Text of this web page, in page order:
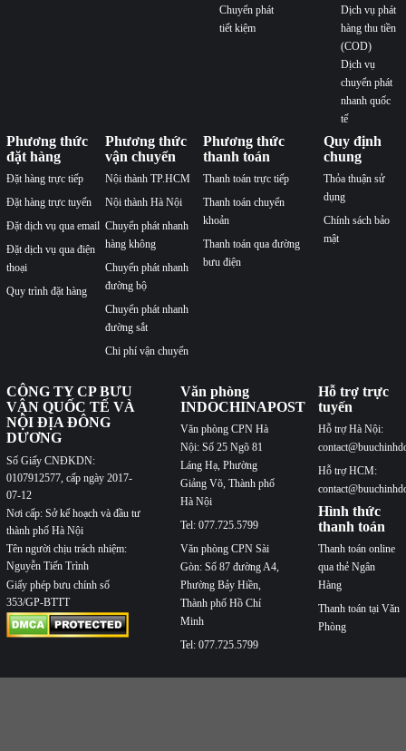
Chuyển phát
tiết kiệm
Dịch vụ phát
hàng thu tiền
(COD)
Dịch vụ
chuyển phát
nhanh quốc
tế
Phương thức
đặt hàng
Đặt hàng trực tiếp
Đặt hàng trực tuyến
Đặt dịch vụ qua email
Đặt dịch vụ qua điện
thoại
Quy trình đặt hàng
Phương thức
vận chuyển
Nội thành TP.HCM
Nội thành Hà Nội
Chuyển phát nhanh
hàng không
Chuyển phát nhanh
đường bộ
Chuyển phát nhanh
đường sắt
Chi phí vận chuyển
Phương thức
thanh toán
Thanh toán trực tiếp
Thanh toán chuyển
khoản
Thanh toán qua đường
bưu điện
Quy định
chung
Thỏa thuận sử
dụng
Chính sách bảo
mật
CÔNG TY CP BƯU
VẬN QUỐC TẾ VÀ
NỘI ĐỊA ĐÔNG
DƯƠNG
Số Giấy CNĐKDN:
0107912577, cấp ngày 2017-
07-12
Nơi cấp: Sở kế hoạch và đầu tư
thành phố Hà Nội
Tên người chịu trách nhiệm:
Nguyễn Tiến Trình
Giấy phép bưu chính số
353/GP-BTTT
Văn phòng
INDOCHINAPOST
Văn phòng CPN Hà
Nội: Số 25 Ngõ 81
Láng Hạ, Phường
Giảng Võ, Thành phố
Hà Nội
Tel: 077.725.5799
Văn phòng CPN Sài
Gòn: Số 87 đường A4,
Phường Bảy Hiền,
Thành phố Hồ Chí
Minh
Tel: 077.725.5799
Hỗ trợ trực
tuyến
Hỗ trợ Hà Nội:
Hỗ trợ HCM:
Hình thức
thanh toán
Thanh toán online
qua thẻ Ngân
Hàng
Thanh toán tại Văn
Phòng